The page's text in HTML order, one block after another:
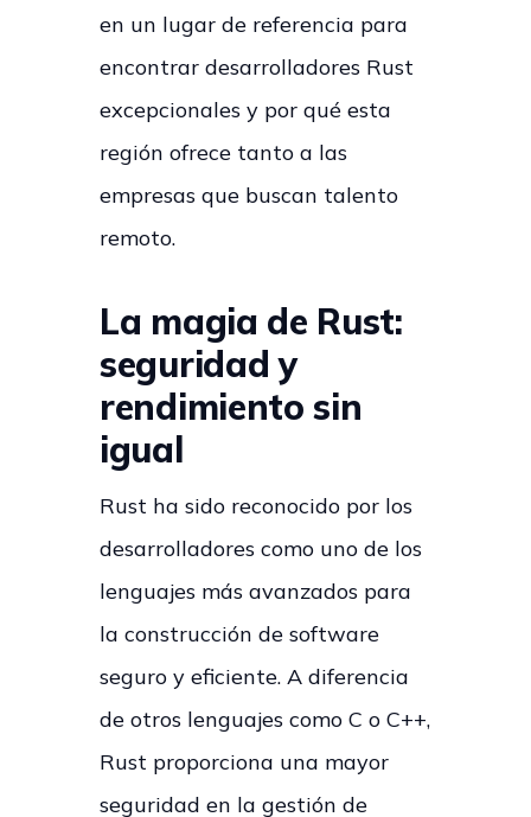
en un lugar de referencia para
encontrar desarrolladores Rust
excepcionales y por qué esta
región ofrece tanto a las
empresas que buscan talento
remoto.
La magia de Rust:
seguridad y
rendimiento sin
igual
Rust ha sido reconocido por los
desarrolladores como uno de los
lenguajes más avanzados para
la construcción de software
seguro y eficiente. A diferencia
de otros lenguajes como C o C++,
Rust proporciona una mayor
seguridad en la gestión de